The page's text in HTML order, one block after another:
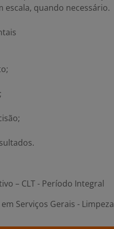
quando necessário.
– CLT - Período Integral
Serviços Gerais - Limpeza